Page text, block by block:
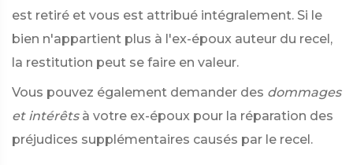
est retiré et vous est attribué intégralement. Si le
bien n'appartient plus à l'ex-époux auteur du recel,
la restitution peut se faire en valeur.
Vous pouvez également demander des dommages
et intérêts à votre ex-époux pour la réparation des
préjudices supplémentaires causés par le recel.